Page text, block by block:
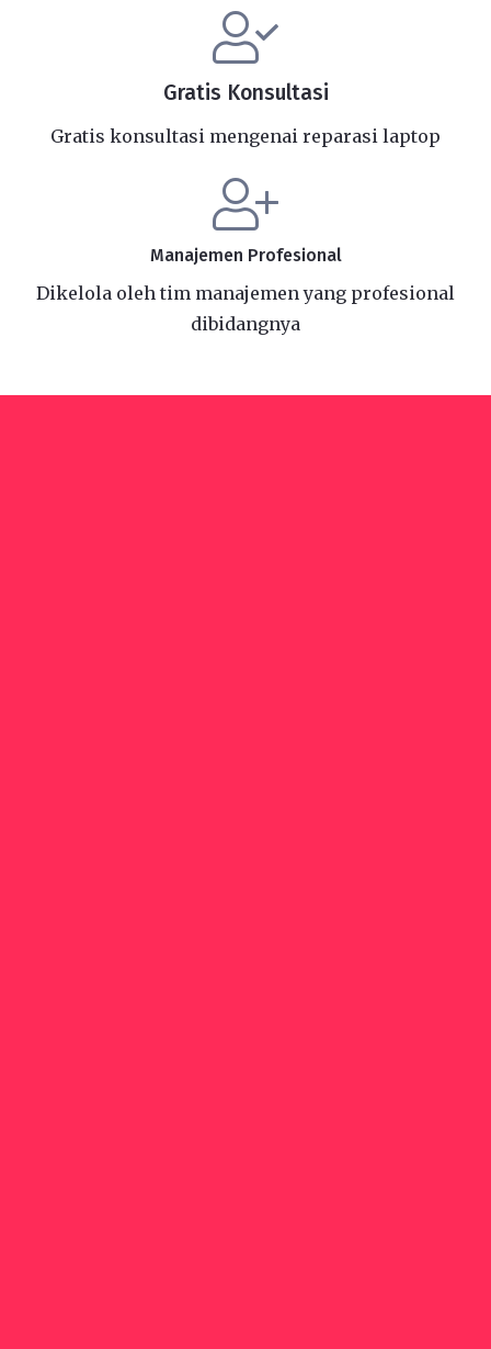
Gratis Konsultasi
Gratis konsultasi mengenai reparasi laptop
Manajemen Profesional
Dikelola oleh tim manajemen yang profesional
dibidangnya